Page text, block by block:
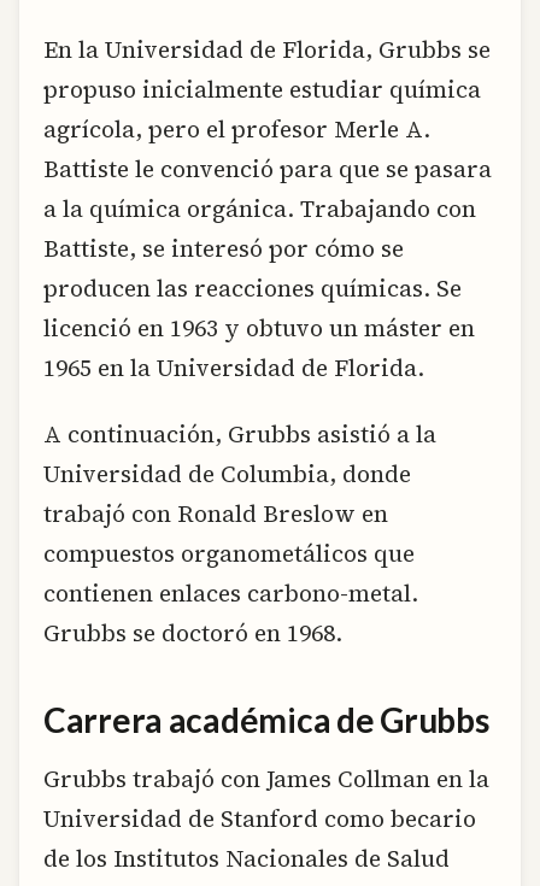
En la Universidad de Florida, Grubbs se
propuso inicialmente estudiar química
agrícola, pero el profesor Merle A.
Battiste le convenció para que se pasara
a la química orgánica. Trabajando con
Battiste, se interesó por cómo se
producen las reacciones químicas. Se
licenció en 1963 y obtuvo un máster en
1965 en la Universidad de Florida.
A continuación, Grubbs asistió a la
Universidad de Columbia, donde
trabajó con Ronald Breslow en
compuestos organometálicos que
contienen enlaces carbono-metal.
Grubbs se doctoró en 1968.
Carrera académica de Grubbs
Grubbs trabajó con James Collman en la
Universidad de Stanford como becario
de los Institutos Nacionales de Salud